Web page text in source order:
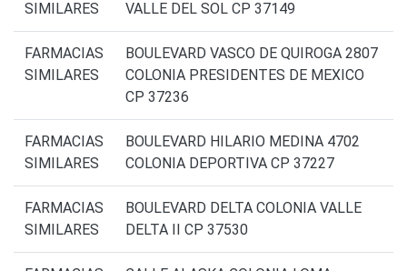
SIMILARES VALLE DEL SOL CP 37149
FARMACIAS
SIMILARES
BOULEVARD VASCO DE QUIROGA 2807
COLONIA PRESIDENTES DE MEXICO
CP 37236
FARMACIAS
SIMILARES
BOULEVARD HILARIO MEDINA 4702
COLONIA DEPORTIVA CP 37227
FARMACIAS
SIMILARES
BOULEVARD DELTA COLONIA VALLE
DELTA II CP 37530